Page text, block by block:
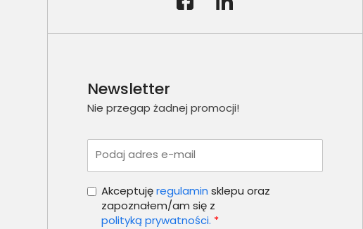
Newsletter
Nie przegap żadnej promocji!
Podaj adres e-mail
Akceptujęregulamin sklepu oraz
zapoznałem/am się z
polityką prywatności. *